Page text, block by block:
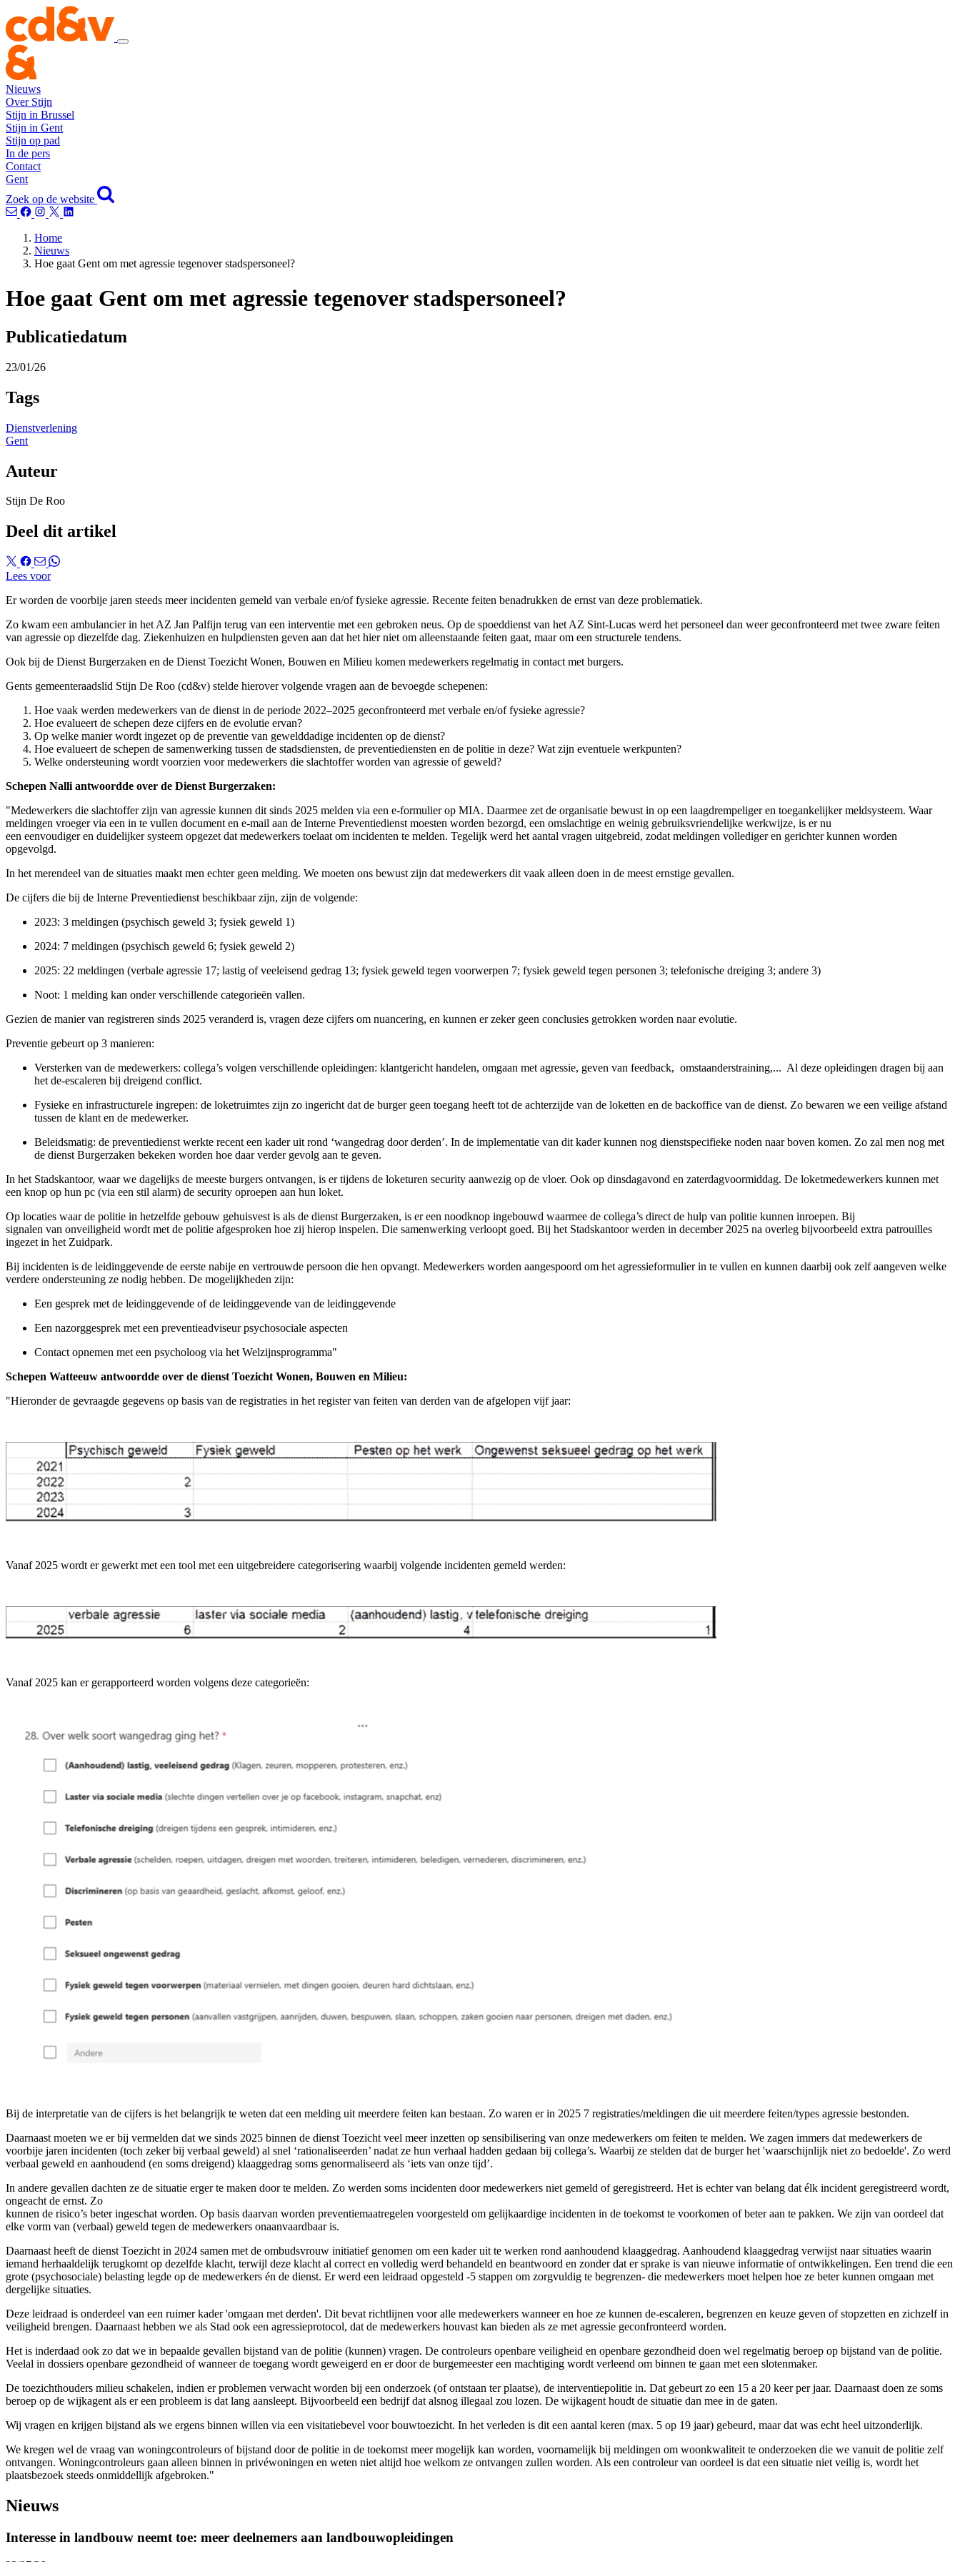
Nieuws
Over Stijn
Stijn in Brussel
Stijn in Gent
Stijn op pad
In de pers
Contact
Gent
Zoek op de website
Home
Nieuws
Hoe gaat Gent om met agressie tegenover stadspersoneel?
Hoe gaat Gent om met agressie tegenover stadspersoneel?
Publicatiedatum
23/01/26
Tags
Dienstverlening
Gent
Auteur
Stijn De Roo
Deel dit artikel
Lees voor
Er worden de voorbije jaren steeds meer incidenten gemeld van verbale en/of fysieke agressie. Recente feiten benadrukken de ernst van deze problematiek.
Zo kwam een ambulancier in het AZ Jan Palfijn terug van een interventie met een gebroken neus. Op de spoeddienst van het AZ Sint-Lucas werd het personeel dan weer geconfronteerd met twee zware feiten
van agressie op diezelfde dag. Ziekenhuizen en hulpdiensten geven aan dat het hier niet om alleenstaande feiten gaat, maar om een structurele tendens.
Ook bij de Dienst Burgerzaken en de Dienst Toezicht Wonen, Bouwen en Milieu komen medewerkers regelmatig in contact met burgers.
Gents gemeenteraadslid Stijn De Roo (cd&v) stelde hierover volgende vragen aan de bevoegde schepenen:
Hoe vaak werden medewerkers van de dienst in de periode 2022–2025 geconfronteerd met verbale en/of fysieke agressie?
Hoe evalueert de schepen deze cijfers en de evolutie ervan?
Op welke manier wordt ingezet op de preventie van gewelddadige incidenten op de dienst?
Hoe evalueert de schepen de samenwerking tussen de stadsdiensten, de preventiediensten en de politie in deze? Wat zijn eventuele werkpunten?
Welke ondersteuning wordt voorzien voor medewerkers die slachtoffer worden van agressie of geweld?
Schepen Nalli antwoordde over de Dienst Burgerzaken:
"Medewerkers die slachtoffer zijn van agressie kunnen dit sinds 2025 melden via een e-formulier op MIA. Daarmee zet de organisatie bewust in op een laagdrempeliger en toegankelijker meldsysteem. Waar
meldingen vroeger via een in te vullen document en e-mail aan de Interne Preventiedienst moesten worden bezorgd, een omslachtige en weinig gebruiksvriendelijke werkwijze, is er nu
een eenvoudigeren duidelijker systeem opgezet dat medewerkers toelaat om incidenten te melden. Tegelijk werd het aantal vragen uitgebreid, zodat meldingen vollediger en gerichter kunnen worden
opgevolgd.
In het merendeel van de situaties maakt men echter geen melding. We moeten ons bewust zijn dat medewerkers dit vaak alleen doen in de meest ernstige gevallen.
De cijfers die bij de Interne Preventiedienst beschikbaar zijn, zijn de volgende:
2023: 3 meldingen (psychisch geweld 3; fysiek geweld 1)
2024: 7 meldingen (psychisch geweld 6; fysiek geweld 2)
2025: 22 meldingen (verbale agressie 17; lastig of veeleisend gedrag 13; fysiek geweld tegen voorwerpen 7; fysiek geweld tegen personen 3; telefonische dreiging 3; andere 3)
Noot: 1 melding kan onder verschillende categorieën vallen.
Gezien de manier van registreren sinds 2025 veranderd is, vragen deze cijfers om nuancering, en kunnen er zeker geen conclusies getrokken worden naar evolutie.
Preventie gebeurt op 3 manieren:
Versterken van de medewerkers: collega’s volgen verschillende opleidingen: klantgericht handelen, omgaan met agressie, geven van feedback, omstaanderstraining,... Al deze opleidingen dragen bij aan
het de-escaleren bij dreigend conflict.
Fysieke en infrastructurele ingrepen: de loketruimtes zijn zo ingericht dat de burger geen toegang heeft tot de achterzijde van de loketten en de backoffice van de dienst. Zo bewaren we een veilige afstand
tussen de klant en de medewerker.
Beleidsmatig: de preventiedienst werkte recent een kader uit rond ‘wangedrag door derden’. In de implementatie van dit kader kunnen nog dienstspecifieke noden naar boven komen. Zo zal men nog met
de dienst Burgerzaken bekeken worden hoe daar verder gevolg aan te geven.
In het Stadskantoor, waar we dagelijks de meeste burgers ontvangen, is er tijdens de loketuren security aanwezig op de vloer. Ook op dinsdagavond en zaterdagvoormiddag. De loketmedewerkers kunnen met
een knop op hun pc (via een stil alarm) de security oproepen aan hun loket.
Op locaties waar de politie in hetzelfde gebouw gehuisvest is als de dienst Burgerzaken, is er een noodknop ingebouwd waarmee de collega’s direct de hulp van politie kunnen inroepen. Bij
signalen van onveiligheid wordt met de politie afgesproken hoe zij hierop inspelen. Die samenwerking verloopt goed. Bij het Stadskantoor werden in december 2025 na overleg bijvoorbeeld extra patrouilles
ingezet in het Zuidpark.
Bij incidenten is de leidinggevende de eerste nabije en vertrouwde persoon die hen opvangt. Medewerkers worden aangespoord om het agressieformulier in te vullen en kunnen daarbij ook zelf aangeven welke
verdere ondersteuning ze nodig hebben. De mogelijkheden zijn:
Een gesprek met de leidinggevende of de leidinggevende van de leidinggevende
Een nazorggesprek met een preventieadviseur psychosociale aspecten
Contact opnemen met een psycholoog via het Welzijnsprogramma"
Schepen Watteeuw antwoordde over de dienst Toezicht Wonen, Bouwen en Milieu:
"Hieronder de gevraagde gegevens op basis van de registraties in het register van feiten van derden van de afgelopen vijf jaar:
Vanaf 2025 wordt er gewerkt met een tool met een uitgebreidere categorisering waarbij volgende incidenten gemeld werden:
Vanaf 2025 kan er gerapporteerd worden volgens deze categorieën:
Bij de interpretatie van de cijfers is het belangrijk te weten dat een melding uit meerdere feiten kan bestaan. Zo waren er in 2025 7 registraties/meldingen die uit meerdere feiten/types agressie bestonden.
Daarnaast moeten we er bij vermelden dat we sinds 2025 binnen de dienst Toezicht veel meer inzetten op sensibilisering van onze medewerkers om feiten te melden. We zagen immers dat medewerkers de
voorbije jaren incidenten (toch zeker bij verbaal geweld) al snel ‘rationaliseerden’ nadat ze hun verhaal hadden gedaan bij collega’s. Waarbij ze stelden dat de burger het 'waarschijnlijk niet zo bedoelde'. Zo werd
verbaal geweld en aanhoudend (en soms dreigend) klaaggedrag soms genormaliseerd als ‘iets van onze tijd’.
In andere gevallen dachten ze de situatie erger te maken door te melden. Zo werden soms incidenten door medewerkers niet gemeld of geregistreerd. Het is echter van belang dat élk incident geregistreerd wordt,
ongeacht de ernst. Zo
kunnen de risico’s beter ingeschat worden. Op basis daarvan worden preventiemaatregelen voorgesteld om gelijkaardige incidenten in de toekomst te voorkomen of beter aan te pakken. We zijn van oordeel dat
elke vorm van (verbaal) geweld tegen de medewerkers onaanvaardbaar is.
Daarnaast heeft de dienst Toezicht in 2024 samen met de ombudsvrouw initiatief genomen om een kader uit te werken rond aanhoudend klaaggedrag. Aanhoudend klaaggedrag verwijst naar situaties waarin
iemand herhaaldelijk terugkomt op dezelfde klacht, terwijl deze klacht al correct en volledig werd behandeld en beantwoord en zonder dat er sprake is van nieuwe informatie of ontwikkelingen. Een trend die een
grote (psychosociale) belasting legde op de medewerkers én de dienst. Er werd een leidraad opgesteld -5 stappen om zorgvuldig te begrenzen- die medewerkers moet helpen hoe ze beter kunnen omgaan met
dergelijke situaties.
Deze leidraad is onderdeel van een ruimer kader 'omgaan met derden'. Dit bevat richtlijnen voor alle medewerkers wanneer en hoe ze kunnen de-escaleren, begrenzen en keuze geven of stopzetten en zichzelf in
veiligheid brengen. Daarnaast hebben we als Stad ook een agressieprotocol, dat de medewerkers houvast kan bieden als ze met agressie geconfronteerd worden.
Het is inderdaad ook zo dat we in bepaalde gevallen bijstand van de politie (kunnen) vragen. De controleurs openbare veiligheid en openbare gezondheid doen wel regelmatig beroep op bijstand van de politie.
Veelal in dossiers openbare gezondheid of wanneer de toegang wordt geweigerd en er door de burgemeester een machtiging wordt verleend om binnen te gaan met een slotenmaker.
De toezichthouders milieu schakelen, indien er problemen verwacht worden bij een onderzoek (of ontstaan ter plaatse), de interventiepolitie in. Dat gebeurt zo een 15 a 20 keer per jaar. Daarnaast doen ze soms
beroep op de wijkagent als er een probleem is dat lang aansleept. Bijvoorbeeld een bedrijf dat alsnog illegaal zou lozen. De wijkagent houdt de situatie dan mee in de gaten.
Wij vragen en krijgen bijstand als we ergens binnen willen via een visitatiebevel voor bouwtoezicht. In het verleden is dit een aantal keren (max. 5 op 19 jaar) gebeurd, maar dat was echt heel uitzonderlijk.
We kregen wel de vraag van woningcontroleurs of bijstand door de politie in de toekomst meer mogelijk kan worden, voornamelijk bij meldingen om woonkwaliteit te onderzoeken die we vanuit de politie zelf
ontvangen. Woningcontroleurs gaan alleen binnen in privéwoningen en weten niet altijd hoe welkom ze ontvangen zullen worden. Als een controleur van oordeel is dat een situatie niet veilig is, wordt het
plaatsbezoek steeds onmiddellijk afgebroken."
Nieuws
Interesse in landbouw neemt toe: meer deelnemers aan landbouwopleidingen